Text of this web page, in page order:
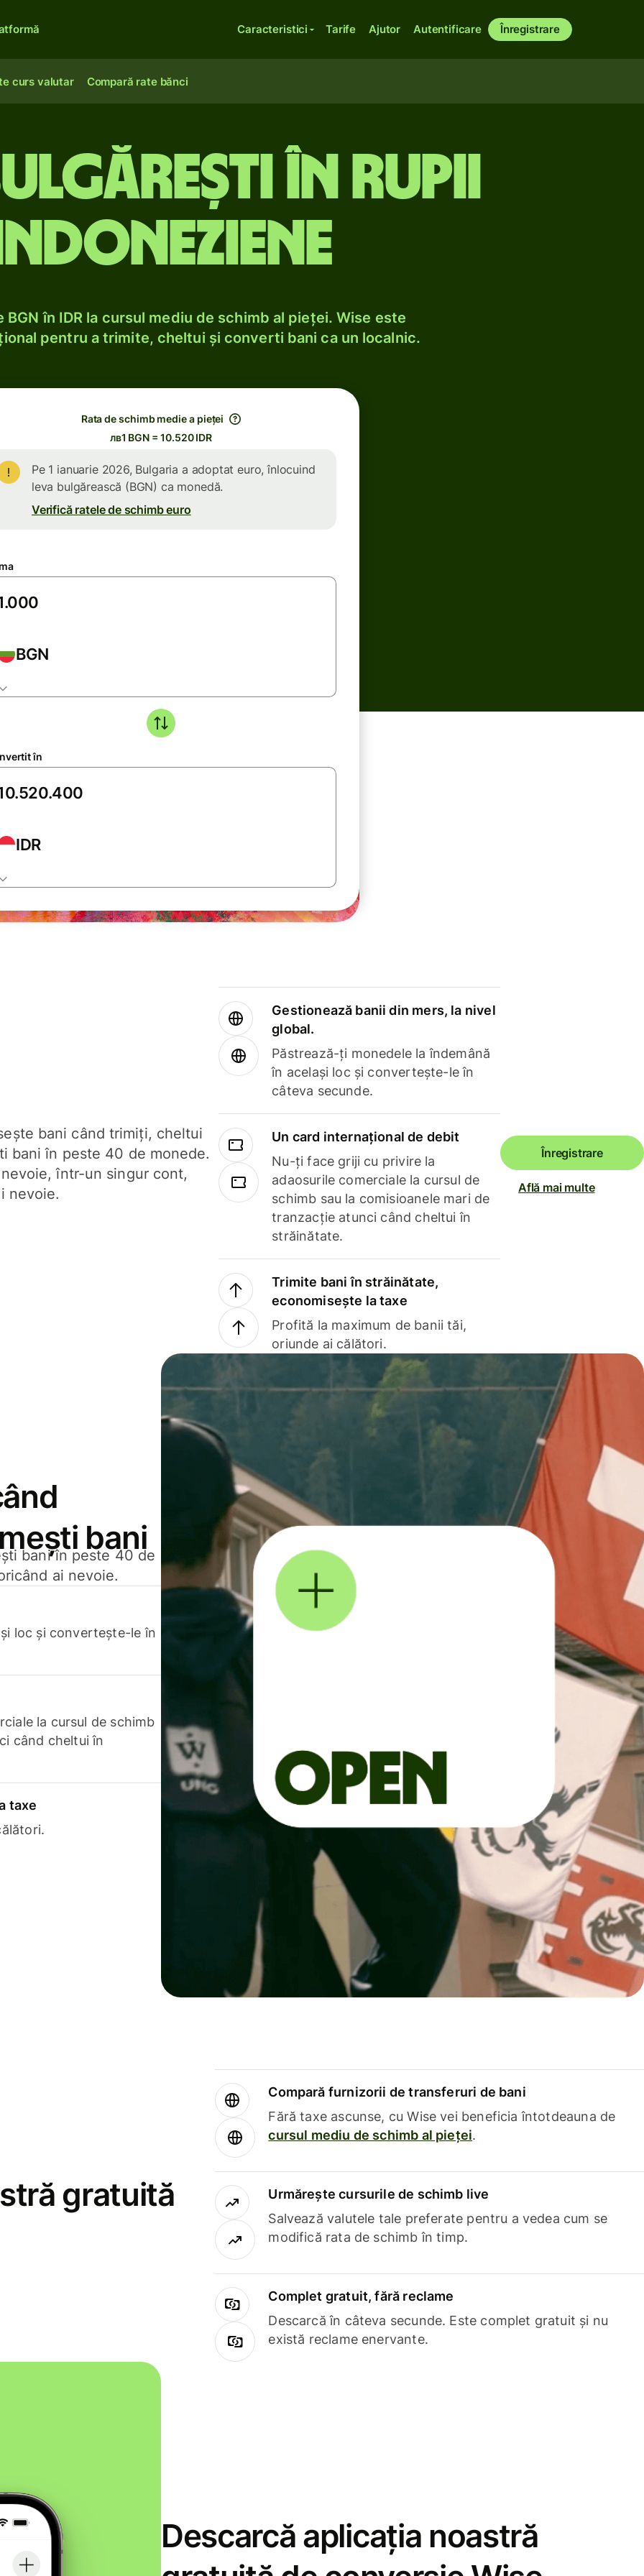
Caracteristici Tarife Ajutor Autentificare Înregistrare
curs valutar Compară rate bănci
în rupii
în IDR la cursul mediu de schimb al pieței. Wise este
pentru a trimite, cheltui și converti bani ca un localnic.
Rata de schimb medie a pieței
лв1 BGN = 10.520 IDR
Pe 1 ianuarie 2026, Bulgaria a adoptat euro, înlocuind
leva bulgărească (BGN) ca monedă.
Verifică ratele de schimb euro
BGN
în
IDR
bani când trimiți, cheltui
bani în peste 40 de monede.
într-un singur cont,
nevoie.
Gestionează banii din mers, la nivel
global.
Păstrează-ți monedele la îndemână
în același loc și convertește-le în
câteva secunde.
Un card internațional de debit
Nu-ți face griji cu privire la
adaosurile comerciale la cursul de
schimb sau la comisioanele mari de
tranzacție atunci când cheltui în
străinătate.
Trimite bani în străinătate,
economisește la taxe
Profită la maximum de banii tăi,
oriunde ai călători.
Înregistrare
Află mai multe
bani
bani în peste 40 de
ai nevoie.
loc și convertește-le în
la cursul de schimb
când cheltui în
taxe
gratuită
Compară furnizorii de transferuri de bani
Fără taxe ascunse, cu Wise vei beneficia întotdeauna de
cursul mediu de schimb al pieței.
Urmărește cursurile de schimb live
Salvează valutele tale preferate pentru a vedea cum se
modifică rata de schimb în timp.
Complet gratuit, fără reclame
Descarcă în câteva secunde. Este complet gratuit și nu
există reclame enervante.
Descarcă aplicația noastră